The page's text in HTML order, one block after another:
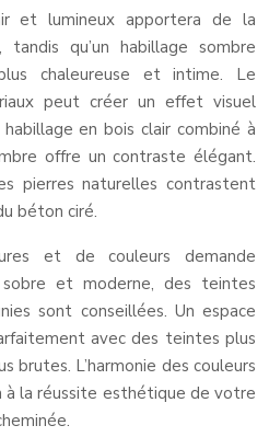
et lumineux apportera de la
qu’un habillage sombre
chaleureuse et intime. Le
peut créer un effet visuel
en bois clair combiné à
offre un contraste élégant.
pierres naturelles contrastent
béton ciré.
et de couleurs demande
et moderne, des teintes
sont conseillées. Un espace
avec des teintes plus
brutes. L’harmonie des couleurs
la réussite esthétique de votre